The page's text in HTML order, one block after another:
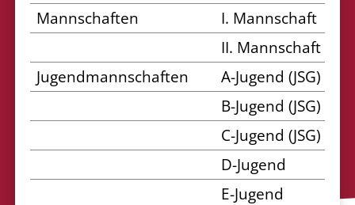
Mannschaften
I. Mannschaft
II. Mannschaft
Jugendmannschaften
A-Jugend (JSG)
B-Jugend (JSG)
C-Jugend (JSG)
D-Jugend
E-Jugend